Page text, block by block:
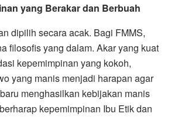
yang Berakar dan Berbuah
dipilih secara acak. Bagi FMMS,
filosofis yang dalam. Akar yang kuat
kepemimpinan yang kokoh,
yang manis menjadi harapan agar
menghasilkan kebijakan manis
kepemimpinan Ibu Etik dan